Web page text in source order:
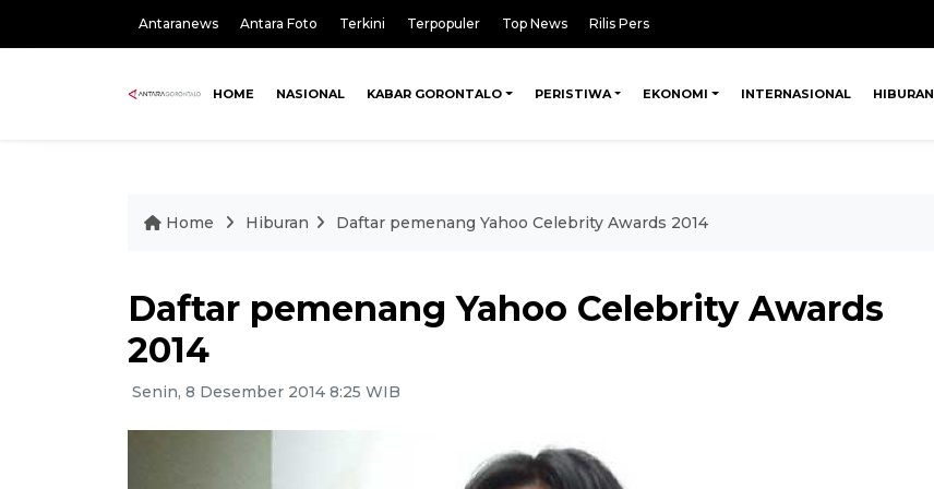
Antaranews Antara Foto Terkini Terpopuler Top News Rilis Pers
HOME NASIONAL KABAR GORONTALO PERISTIWA EKONOMI INTERNASIONAL HIBURAN
Home Hiburan Daftar pemenang Yahoo Celebrity Awards 2014
Daftar pemenang Yahoo Celebrity Awards
2014
Senin, 8 Desember 2014 8:25 WIB